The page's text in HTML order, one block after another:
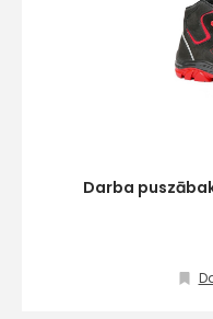
Darba puszābaki